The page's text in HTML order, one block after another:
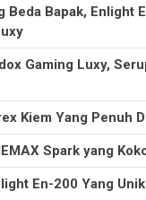
Beda Bapak, Enlight
Gaming Luxy,
Kiem Yang Penuh
Spark yang
En-200 Yang Unik